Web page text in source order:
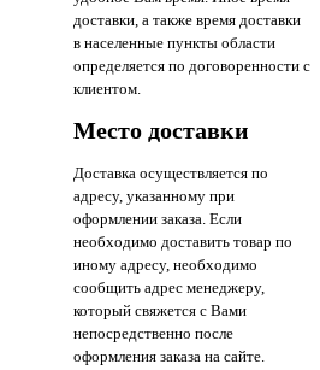
доставки, а также время доставки
в населенные пункты области
определяется по договоренности с
клиентом.
Место доставки
Доставка осуществляется по
адресу, указанному при
оформлении заказа. Если
необходимо доставить товар по
иному адресу, необходимо
сообщить адрес менеджеру,
который свяжется с Вами
непосредственно после
оформления заказа на сайте.